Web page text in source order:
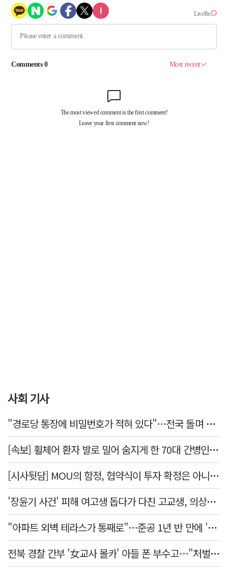
사회 기사
"경로당 통장에 비밀번호가 적혀 있다"…전국 돌며 경로당 13곳 턴 30대 구속
[속보] 휠체어 환자 발로 밀어 숨지게 한 70대 간병인…2심도 집행유예
[시사뒷담] MOU의 함정, 협약식이 투자 확정은 아니긴 해
'장윤기 사건' 피해 여고생 돕다가 다친 고교생, 의상자 인정
"아파트 외벽 테라스가 통째로"…준공 1년 반 만에 '아찔 사고'
전북 경찰 간부 '女교사 몰카' 아들 폰 부수고…"처벌 못하는 사안" 내부망에 글